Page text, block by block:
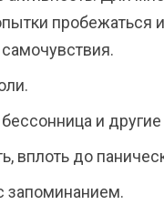
пробежаться
и
вплоть до
запоминанием.